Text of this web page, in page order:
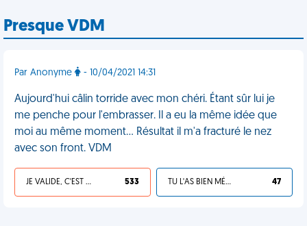
Presque VDM
Par Anonyme - 10/04/2021 14:31
Aujourd'hui câlin torride avec mon chéri. Étant sûr lui je
me penche pour l'embrasser. Il a eu la même idée que
moi au même moment... Résultat il m'a fracturé le nez
avec son front. VDM
JE VALIDE, C'EST UNE VDM 533 TU L'AS BIEN MÉRITÉ 47